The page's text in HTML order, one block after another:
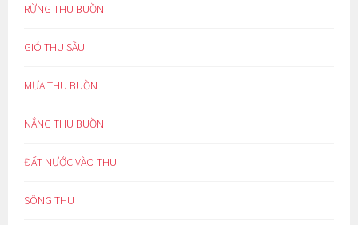
RỪNG THU BUỒN
GIÓ THU SẦU
MƯA THU BUỒN
NẮNG THU BUỒN
ĐẤT NƯỚC VÀO THU
SÔNG THU